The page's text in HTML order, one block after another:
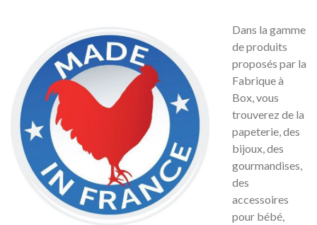
Dans la gamme
de produits
proposés par la
Fabrique à
Box, vous
trouverez de la
papeterie, des
bijoux, des
gourmandises,
des
accessoires
pour bébé,